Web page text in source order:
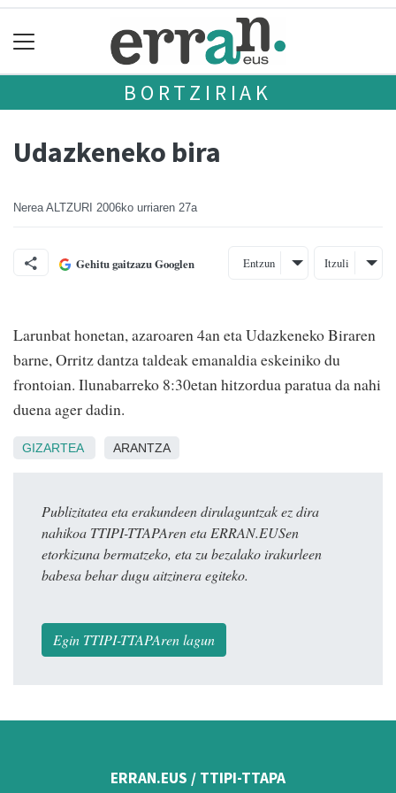
BORTZIRIAK
Udazkeneko bira
Nerea ALTZURI 2006ko urriaren 27a
Gehitu gaitzazu Googlen Entzun Itzuli
Larunbat honetan, azaroaren 4an eta Udazkeneko Biraren
barne, Orritz dantza taldeak emanaldia eskeiniko du
frontoian. Ilunabarreko 8:30etan hitzordua paratua da nahi
duena ager dadin.
GIZARTEA ARANTZA
Publizitatea eta erakundeen dirulaguntzak ez dira
nahikoa TTIPI-TTAPAren eta ERRAN.EUSen
etorkizuna bermatzeko, eta zu bezalako irakurleen
babesa behar dugu aitzinera egiteko.
Egin TTIPI-TTAPAren lagun
ERRAN.EUS / TTIPI-TTAPA